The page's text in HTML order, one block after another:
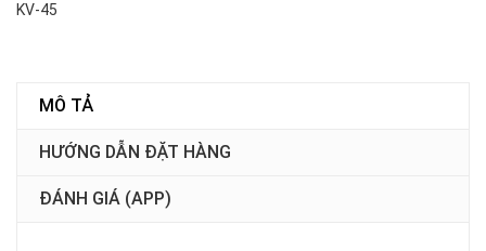
KV-45
MÔ TẢ
HƯỚNG DẪN ĐẶT HÀNG
ĐÁNH GIÁ (APP)